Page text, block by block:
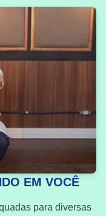
EM VOCÊ
para diversas